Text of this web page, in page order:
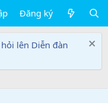
Đăng ký
lên Diễn đàn